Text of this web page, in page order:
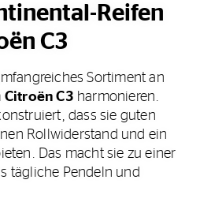
Reifen
C3
Sortiment an
Citroën C3 harmonieren.
dass sie guten
Rollwiderstand und ein
Das macht sie zu einer
tägliche Pendeln und